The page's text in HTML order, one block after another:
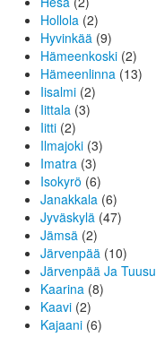
Hollola (2)
Hyvinkää (9)
Hämeenkoski (2)
Hämeenlinna (13)
Iisalmi (2)
Iittala (3)
Iitti (2)
Ilmajoki (3)
Imatra (3)
Isokyrö (6)
Janakkala (6)
Jyväskylä (47)
Jämsä (2)
Järvenpää (10)
Järvenpää Ja
Kaarina (8)
Kaavi (2)
Kajaani (6)